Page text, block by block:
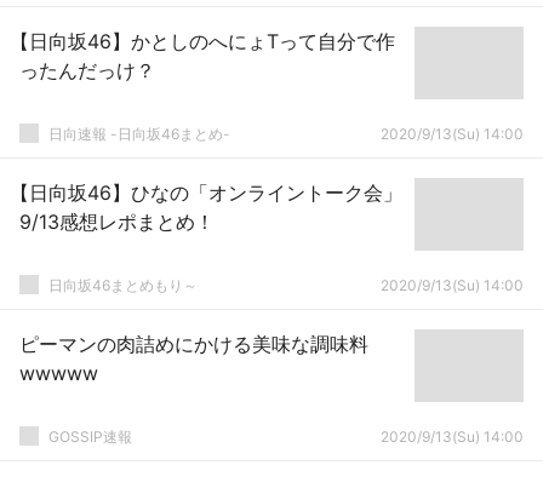
【日向坂46】かとしのへにょTって自分で作
ったんだっけ？
日向速報 -日向坂46まとめ- 2020/9/13(Su) 14:00
【日向坂46】ひなの「オンライントーク会」
9/13感想レポまとめ！
日向坂46まとめもり～ 2020/9/13(Su) 14:00
ピーマンの肉詰めにかける美味な調味料
wwwww
GOSSIP速報 2020/9/13(Su) 14:00